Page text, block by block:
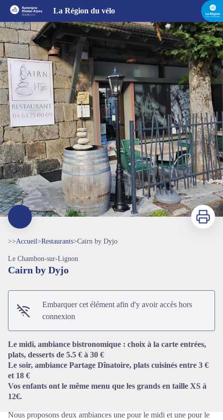
La Région du vélo
Imprimer
>>Accueil>Restaurants>Cairn by Dyjo
Le Chambon-sur-Lignon
Cairn by Dyjo
Embarquer cet élément afin d'y avoir accès hors
connexion
Le midi, ambiance bistronomique : choix à la carte entrées,
plats, desserts de 5.5 € à 30 €
Le soir, ambiance Partage Dînatoire, plats cuisinés entre 3 €
et 18 €
Vos enfants ont le même menu que les grands en taille XS à
12€.
Nous proposons deux ambiances une pour le midi et une pour le